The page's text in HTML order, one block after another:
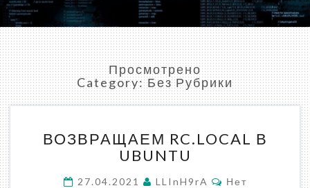
Просмотрено
Category:Без Рубрики
RC.LOCAL
В
ВОЗВРАЩАЕМ RC.LOCAL В
UBUNTU
27.04.2021 LLInH9rA Комментарии
Нет